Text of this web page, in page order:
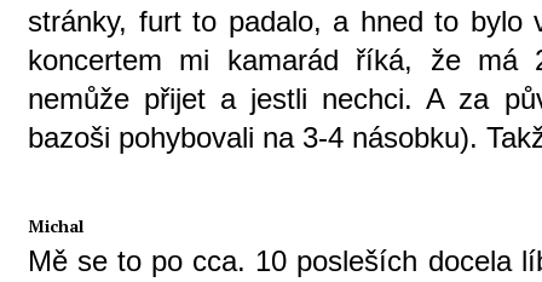
stránky, furt to padalo, a hned to bylo
koncertem mi kamarád říká, že má
nemůže přijet a jestli nechci. A za
bazoši pohybovali na 3-4 násobku).
Michal
Mě se to po cca. 10 posleších docela